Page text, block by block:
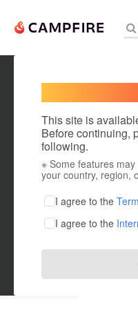
This site is
Before continuing,
following.
※ Some features
your country, region,
I agree to the
I agree to the